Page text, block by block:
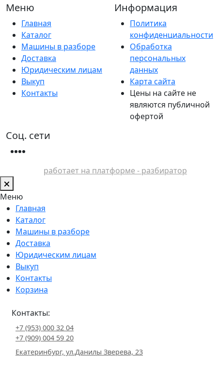
Меню
Главная
Каталог
Машины в разборе
Доставка
Юридическим лицам
Выкуп
Контакты
Информация
Политика
конфиденциальности
Обработка
персональных
данных
Карта сайта
Цены на сайте не
являются публичной
офертой
Соц. сети
работает на платформе - разбиратор
Меню
Главная
Каталог
Машины в разборе
Доставка
Юридическим лицам
Выкуп
Контакты
Корзина
Контакты:
+7 (953) 000 32 04
+7 (909) 004 59 20
Екатеринбург, ул.Данилы Зверева, 23